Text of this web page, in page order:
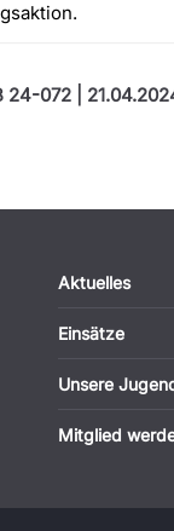
24-072 |
Aktuelles
Einsätze
Unsere
Mitglied